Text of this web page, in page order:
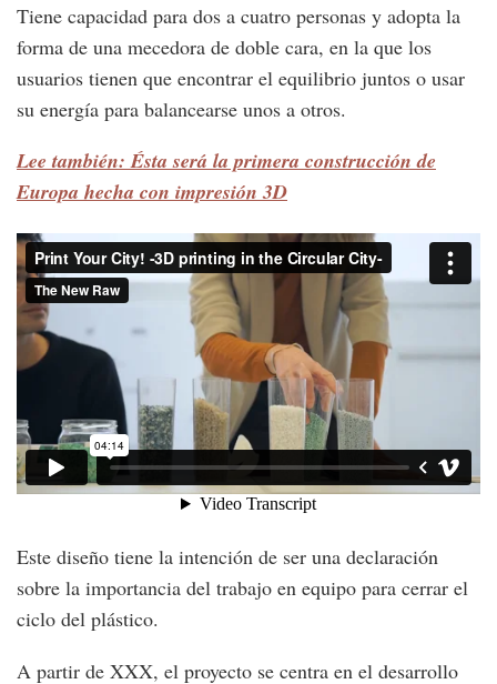
Tiene capacidad para dos a cuatro personas y adopta la
forma de una mecedora de doble cara, en la que los
usuarios tienen que encontrar el equilibrio juntos o usar
su energía para balancearse unos a otros.
Lee también: Ésta será la primera construcción de
Europa hecha con impresión 3D
Este diseño tiene la intención de ser una declaración
sobre la importancia del trabajo en equipo para cerrar el
ciclo del plástico.
A partir de XXX, el proyecto se centra en el desarrollo